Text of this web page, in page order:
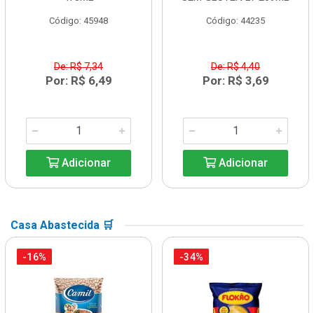
Código: 45948
De: R$ 7,34
Por: R$ 6,49
Adicionar
Código: 44235
De: R$ 4,40
Por: R$ 3,69
Adicionar
Casa Abastecida 🛒
-16% -34%